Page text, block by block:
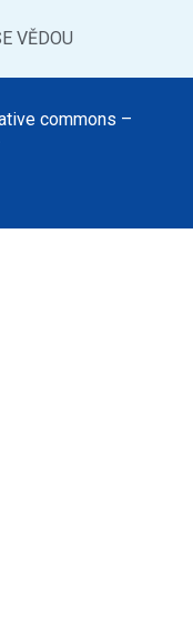
VĚDOU
commons –